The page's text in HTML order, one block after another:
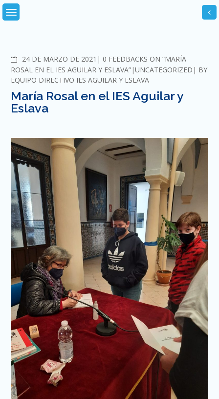
Skip
to
24 DE MARZO DE 2021 COMMENTS
0 FEEDBACKS ON “MARÍA
ROSAL EN EL IES AGUILAR Y ESLAVA” UNCATEGORIZED
BY
EQUIPO DIRECTIVO IES AGUILAR Y ESLAVA
María Rosal en el IES Aguilar y
Eslava